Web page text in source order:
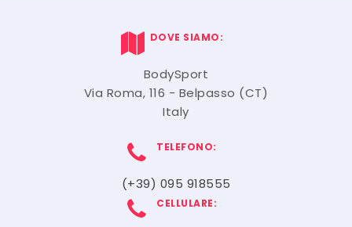
DOVE SIAMO:
BodySport
Via Roma, 116 - Belpasso (CT)
Italy
TELEFONO:
(+39) 095 918555
CELLULARE: